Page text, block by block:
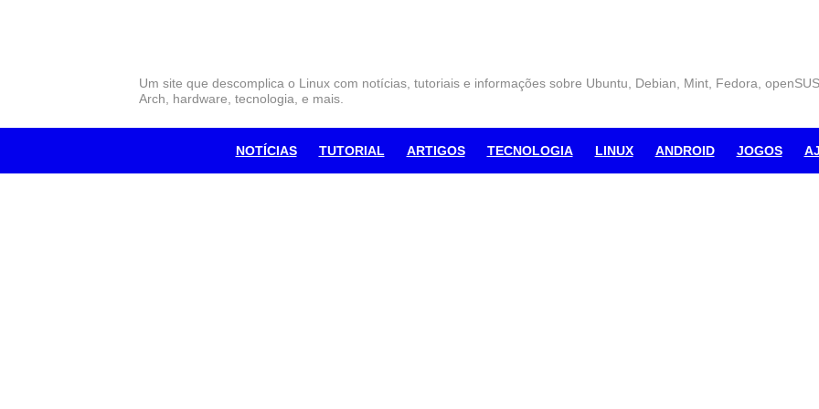
Um site que descomplica o Linux com notícias, tutoriais e informações sobre Ubuntu, Debian, Mint, Fedora,
Arch, hardware, tecnologia, e mais.
NOTÍCIAS TUTORIAL ARTIGOS TECNOLOGIA LINUX ANDROID JOGOS